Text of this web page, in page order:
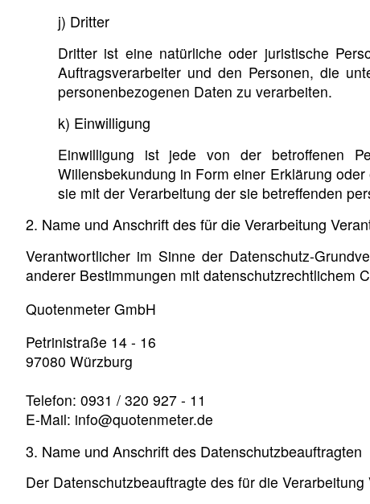
j) Dritter
Dritter ist eine natürliche oder juristische
Auftragsverarbeiter und den Personen, die
personenbezogenen Daten zu verarbeiten.
k) Einwilligung
Einwilligung ist jede von der betroffenen
Willensbekundung in Form einer Erklärung
sie mit der Verarbeitung der sie betreffenden
2. Name und Anschrift des für die Verarbeitung
Verantwortlicher im Sinne der Datenschutz-
anderer Bestimmungen mit datenschutzrechtlichem
Quotenmeter GmbH
Petrinistraße 14 - 16
97080 Würzburg
Telefon: 0931 / 320 927 - 11
E-Mail: info@quotenmeter.de
3. Name und Anschrift des Datenschutzbeauftragten
Der Datenschutzbeauftragte des für die